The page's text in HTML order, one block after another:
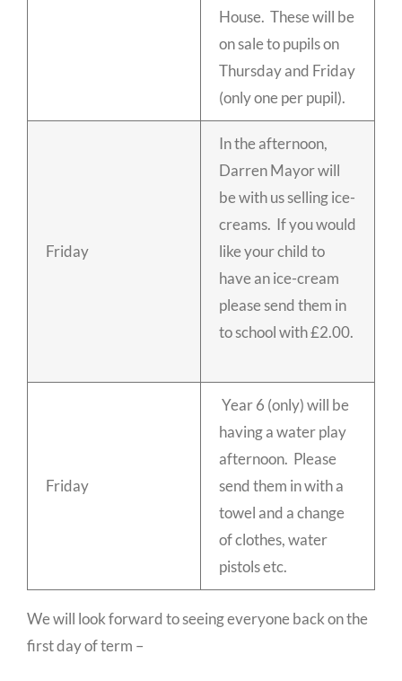
House. These will be
on sale to pupils on
Thursday and Friday
(only one per pupil).
Friday
In the afternoon,
Darren Mayor will
be with us selling ice-
creams. If you would
like your child to
have an ice-cream
please send them in
to school with £2.00.
Friday
Year 6 (only) will be
having a water play
afternoon. Please
send them in with a
towel and a change
of clothes, water
pistols etc.
We will look forward to seeing everyone back on the
first day of term –